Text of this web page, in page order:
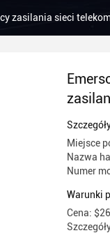
zasilania sieci
R48-
Miejsce
Nazwa
Numer
Warunki
Cena: